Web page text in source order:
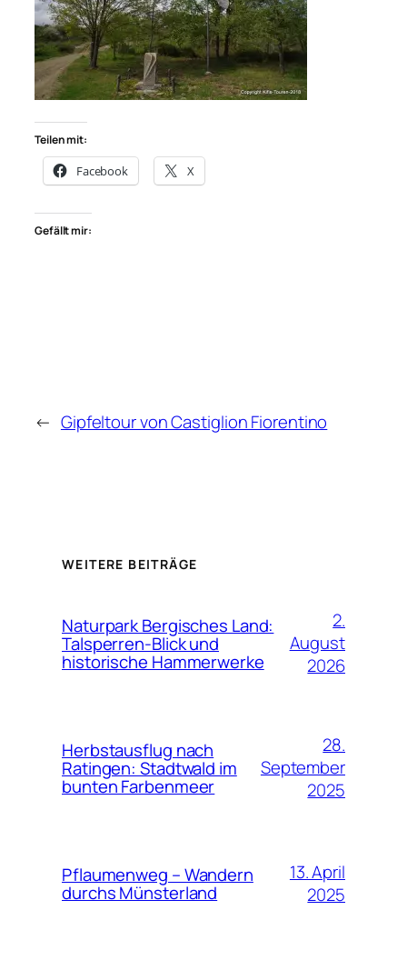
Teilen mit:
Facebook X
Gefällt mir:
← Gipfeltour von Castiglion Fiorentino
WEITERE BEITRÄGE
Naturpark Bergisches Land:
Talsperren-Blick und
historische Hammerwerke
2.
August
2026
Herbstausflug nach
Ratingen: Stadtwald im
bunten Farbenmeer
28.
September
2025
Pflaumenweg – Wandern
durchs Münsterland
13. April
2025